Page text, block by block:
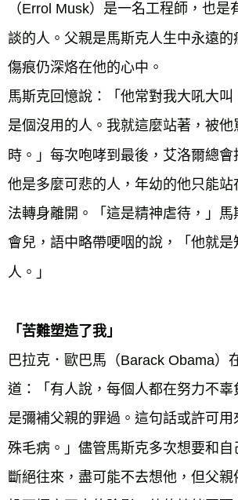
（Errol Musk）是一名工程師，也是
談的人。父親是馬斯克人生中永遠的
傷痕仍深烙在他的心中。
馬斯克回憶說：「他常對我大吼大叫
是個沒用的人。我就這麼站著，被他
時。」每次咆哮到最後，艾洛爾總
他是多麼可悲的人，年幼的他只能站
法轉身離開。「這是精神虐待，」
會兒，語中略帶哽咽的說，「他就是
人。」
「苦難塑造了我」
巴拉克．歐巴馬（Barack Obama）
道：「有人說，每個人都在努力不
是彌補父親的罪過。這句話或許可
殊毛病。」儘管馬斯克多次想要和自
斷絕往來，盡可能不去想他，但父